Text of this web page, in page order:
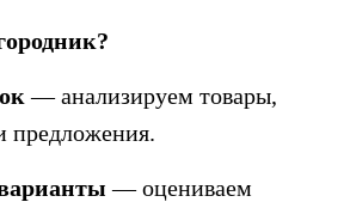
— анализируем товары,
предложения.
— оцениваем